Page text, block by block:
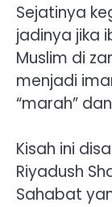
Sejatinya
jadinya jika
Muslim di
menjadi
“marah”
Kisah ini
Riyadush
Sahabat